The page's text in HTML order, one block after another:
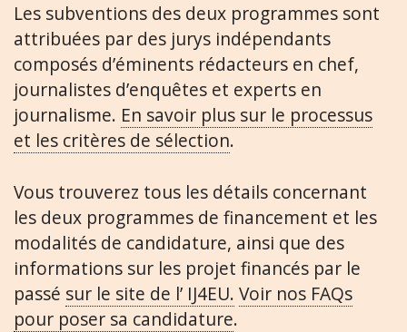
Les subventions des deux programmes sont
attribuées par des jurys indépendants
composés d’éminents rédacteurs en chef,
journalistes d’enquêtes et experts en
journalisme. En savoir plus sur le processus
et les critères de sélection.
Vous trouverez tous les détails concernant
les deux programmes de financement et les
modalités de candidature, ainsi que des
informations sur les projet financés par le
passé sur le site de l’ IJ4EU. Voir nos FAQs
pour poser sa candidature.